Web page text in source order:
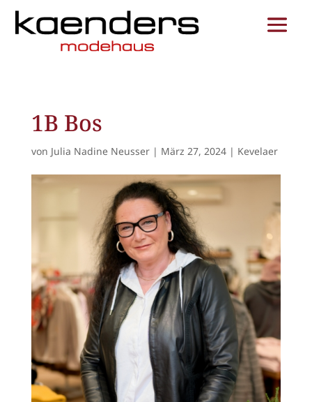
1B Bos
von Julia Nadine Neusser| März 27, 2024| Kevelaer